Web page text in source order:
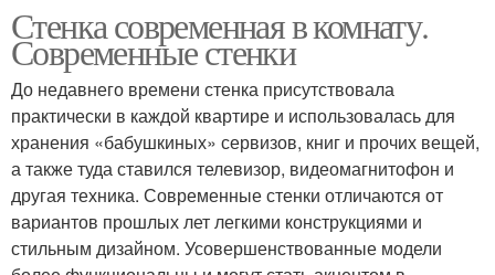
Стенка современная в комнату.
Современные стенки
До недавнего времени стенка присутствовала
практически в каждой квартире и использовалась для
хранения «бабушкиных» сервизов, книг и прочих вещей,
а также туда ставился телевизор, видеомагнитофон и
другая техника. Современные стенки отличаются от
вариантов прошлых лет легкими конструкциями и
стильным дизайном. Усовершенствованные модели